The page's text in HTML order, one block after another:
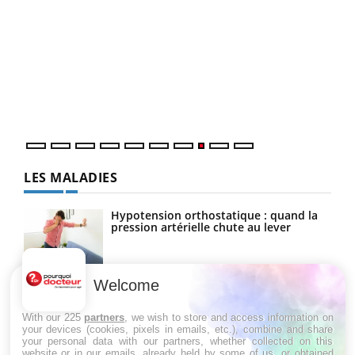
LES MALADIES
Hypotension orthostatique : quand la
pression artérielle chute au lever
Drépanocytose : une déformation des
globules rouges aux conséquences
Welcome
With our 225 partners , we wish to store and access information on
your devices (cookies, pixels in emails, etc.), combine and share
your personal data with our partners, whether collected on this
website or in our emails, already held by some of us, or obtained